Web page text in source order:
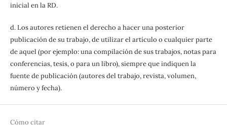
inicial en la RD.
d. Los autores retienen el derecho a hacer una posterior
publicación de su trabajo, de utilizar el artículo o cualquier parte
de aquel (por ejemplo: una compilación de sus trabajos, notas para
conferencias, tesis, o para un libro), siempre que indiquen la
fuente de publicación (autores del trabajo, revista, volumen,
número y fecha).
Cómo citar